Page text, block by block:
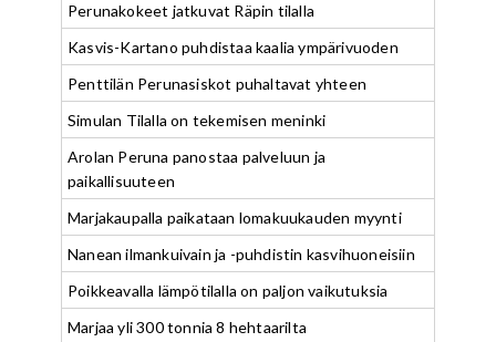
Perunakokeet jatkuvat Räpin tilalla
Kasvis-Kartano puhdistaa kaalia ympärivuoden
Penttilän Perunasiskot puhaltavat yhteen
Simulan Tilalla on tekemisen meninki
Arolan Peruna panostaa palveluun ja
paikallisuuteen
Marjakaupalla paikataan lomakuukauden myynti
Nanean ilmankuivain ja -puhdistin kasvihuoneisiin
Poikkeavalla lämpötilalla on paljon vaikutuksia
Marjaa yli 300 tonnia 8 hehtaarilta